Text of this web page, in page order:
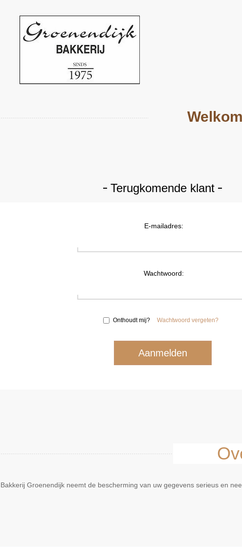
Terugkomende klant
E-mailadres:
Wachtwoord:
Onthoudt mij? Wachtwoord vergeten?
Bakkerij Groenendijk neemt de bescherming van uw gegevens serieus en